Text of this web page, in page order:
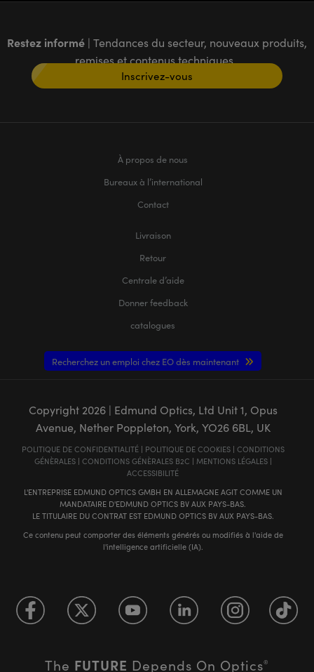
Restez informé | Tendances du secteur, nouveaux produits,
remises et contenus techniques
Inscrivez-vous
À propos de nous
Bureaux à l’international
Contact
Livraison
Retour
Centrale d’aide
Donner feedback
catalogues
Recherchez un emploi chez EO dès maintenant
Copyright 2026| Edmund Optics, Ltd Unit 1, Opus
Avenue, Nether Poppleton, York, YO26 6BL, UK
POLITIQUE DE CONFIDENTIALITÉ| POLITIQUE DE COOKIES| CONDITIONS
GÉNÈRALES| CONDITIONS GÉNÈRALES B2C | MENTIONS LÉGALES|
ACCESSIBILITÉ
L'ENTREPRISE EDMUND OPTICS GMBH EN ALLEMAGNE AGIT COMME UN
MANDATAIRE D'EDMUND OPTICS BV AUX PAYS-BAS.
LE TITULAIRE DU CONTRAT EST EDMUND OPTICS BV AUX PAYS-BAS.
Ce contenu peut comporter des éléments générés ou modifiés à l'aide de
l'intelligence artificielle (IA).
The FUTURE Depends On Optics®